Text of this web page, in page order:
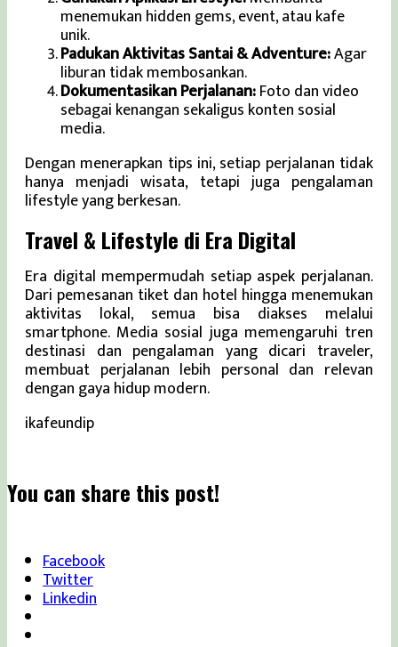
menemukan hidden gems, event, atau kafe
unik.
Padukan Aktivitas Santai & Adventure:Agar
liburan tidak membosankan.
Dokumentasikan Perjalanan:Foto dan video
sebagai kenangan sekaligus konten sosial
media.
Dengan menerapkan tips ini, setiap perjalanan tidak
hanya menjadi wisata, tetapi juga pengalaman
lifestyle yang berkesan.
Travel & Lifestyle di Era Digital
Era digital mempermudah setiap aspek perjalanan.
Dari pemesanan tiket dan hotel hingga menemukan
aktivitas lokal, semua bisa diakses melalui
smartphone. Media sosial juga memengaruhi tren
destinasi dan pengalaman yang dicari traveler,
membuat perjalanan lebih personal dan relevan
dengan gaya hidup modern.
ikafeundip
You can share this post!
Facebook
Twitter
Linkedin